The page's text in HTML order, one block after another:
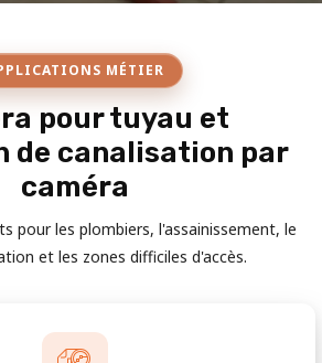
MÉTIER
pour tuyau et
de canalisation par
caméra
pour les plombiers, l'assainissement, le
et les zones difficiles d'accès.